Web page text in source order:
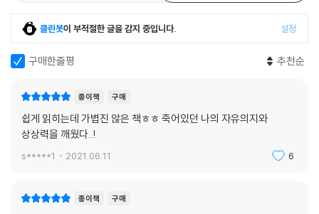
클린봇이 부적절한 글을 감지 중입니다. 설정
구매한줄평 추천순
종이책 구매
쉽게 읽히는데 가볍진 않은 책ㅎㅎ 죽어있던 나의 자유의지와
상상력을 깨웠다..!
s*****1 2021.06.11. 6
종이책 구매